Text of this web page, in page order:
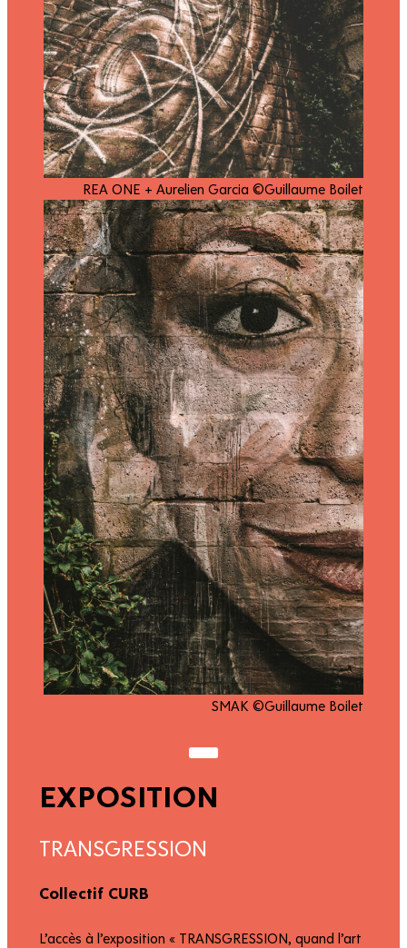
REA ONE + Aurelien Garcia ©Guillaume Boilet
SMAK ©Guillaume Boilet
EXPOSITION
TRANSGRESSION
Collectif CURB
L’accès à l’exposition « TRANSGRESSION, quand l’art